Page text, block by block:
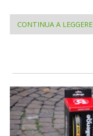
CONTINUA A LEGGERE